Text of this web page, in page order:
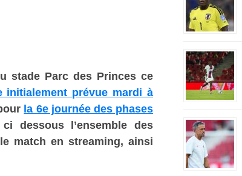
stade Parc des Princes ce
prévue mardi à
la 6e journée des phases
dessous l’ensemble des
match en streaming, ainsi